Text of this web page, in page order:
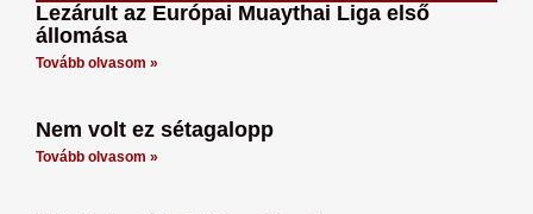
Lezárult az Európai Muaythai Liga első
állomása
Tovább olvasom »
Nem volt ez sétagalopp
Tovább olvasom »